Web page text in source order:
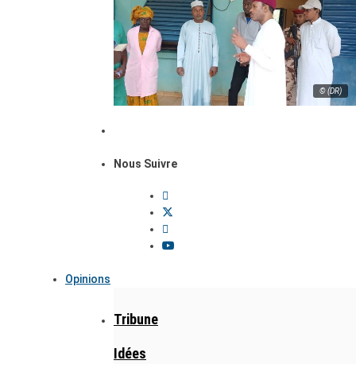
© (DR)
Nous Suivre
Opinions
Tribune
Idées